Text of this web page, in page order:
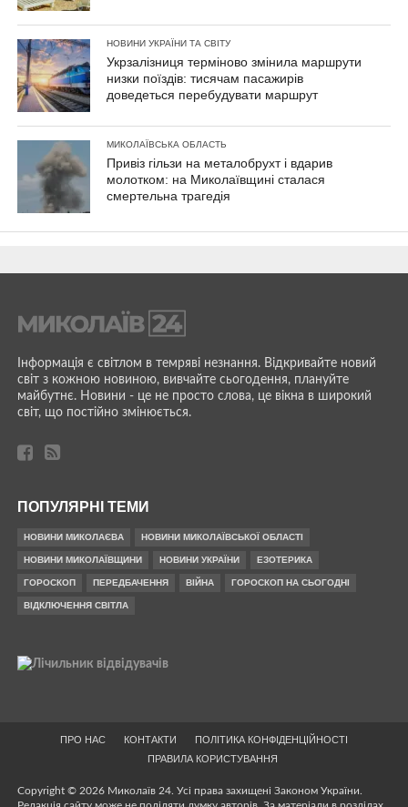
НОВИНИ УКРАЇНИ ТА СВІТУ
Укрзалізниця терміново змінила маршрути
низки поїздів: тисячам пасажирів
доведеться перебудувати маршрут
МИКОЛАЇВСЬКА ОБЛАСТЬ
Привіз гільзи на металобрухт і вдарив
молотком: на Миколаївщині сталася
смертельна трагедія
Інформація є світлом в темряві незнання. Відкривайте новий
світ з кожною новиною, вивчайте сьогодення, плануйте
майбутнє. Новини - це не просто слова, це вікна в широкий
світ, що постійно змінюється.
ПОПУЛЯРНІ ТЕМИ
НОВИНИ МИКОЛАЄВА НОВИНИ МИКОЛАЇВСЬКОЇ ОБЛАСТІ
НОВИНИ МИКОЛАЇВЩИНИ НОВИНИ УКРАЇНИ ЕЗОТЕРИКА
ГОРОСКОП ПЕРЕДБАЧЕННЯ ВІЙНА ГОРОСКОП НА СЬОГОДНІ
ВІДКЛЮЧЕННЯ СВІТЛА
ПРО НАС КОНТАКТИ
ПОЛІТИКА КОНФІДЕНЦІЙНОСТІ
ПРАВИЛА КОРИСТУВАННЯ
Copyright © 2026 Миколаїв 24. Усі права захищені Законом України.